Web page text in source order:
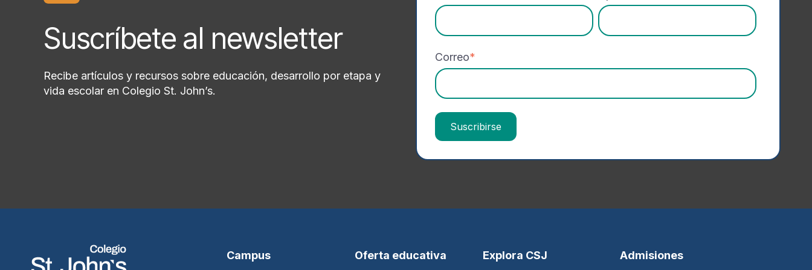
Suscríbete al newsletter
Recibe artículos y recursos sobre educación, desarrollo por etapa y
vida escolar en Colegio St. John’s.
Correo*
Campus Oferta educativa Explora CSJ Admisiones